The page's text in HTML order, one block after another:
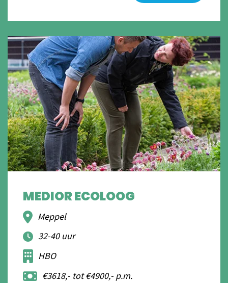
MEDIOR ECOLOOG
Meppel
32-40 uur
HBO
€3618,- tot €4900,- p.m.